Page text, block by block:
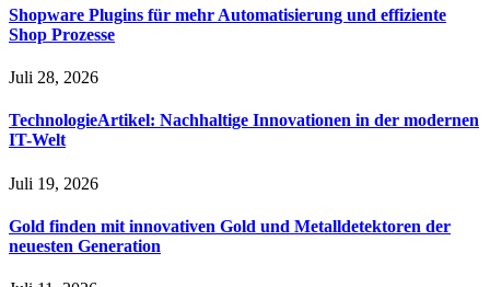
Shopware Plugins für mehr Automatisierung und effiziente
Shop Prozesse
Juli 28, 2026
TechnologieArtikel: Nachhaltige Innovationen in der modernen
IT-Welt
Juli 19, 2026
Gold finden mit innovativen Gold und Metalldetektoren der
neuesten Generation